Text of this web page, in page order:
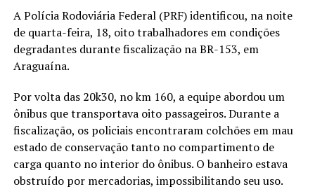
A Polícia Rodoviária Federal (PRF) identificou, na noite
de quarta-feira, 18, oito trabalhadores em condições
degradantes durante fiscalização na BR-153, em
Araguaína.
Por volta das 20k30, no km 160, a equipe abordou um
ônibus que transportava oito passageiros. Durante a
fiscalização, os policiais encontraram colchões em mau
estado de conservação tanto no compartimento de
carga quanto no interior do ônibus. O banheiro estava
obstruído por mercadorias, impossibilitando seu uso.